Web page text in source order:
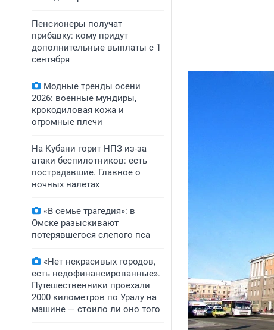
Пенсионеры получат
прибавку: кому придут
дополнительные выплаты с 1
сентября
Модные тренды осени
2026: военные мундиры,
крокодиловая кожа и
огромные плечи
На Кубани горит НПЗ из-за
атаки беспилотников: есть
пострадавшие. Главное о
ночных налетах
«В семье трагедия»: в
Омске разыскивают
потерявшегося слепого пса
«Нет некрасивых городов,
есть недофинансированные».
Путешественники проехали
2000 километров по Уралу на
машине — стоило ли оно того